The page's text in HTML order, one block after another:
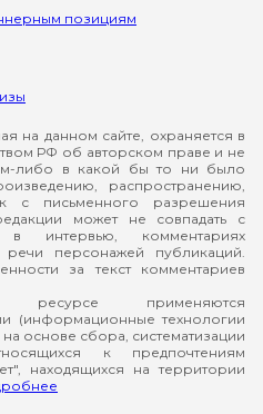
позициям
на данном сайте, охраняется в
РФ об авторском праве и не
либо в какой бы то ни было
распространению,
с письменного разрешения
может не совпадать с
в интервью, комментариях
персонажей публикаций.
за текст комментариев
ресурсе применяются
(информационные технологии
основе сбора, систематизации
к предпочтениям
находящихся на территории